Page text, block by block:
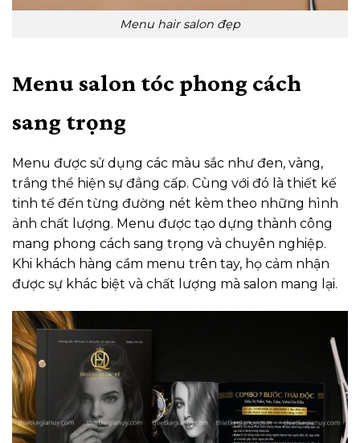
Menu hair salon đẹp
Menu salon tóc phong cách
sang trọng
Menu được sử dụng các màu sắc như đen, vàng,
trắng thể hiện sự đẳng cấp. Cùng với đó là thiết kế
tinh tế đến từng đường nét kèm theo những hình
ảnh chất lượng. Menu được tạo dựng thành công
mang phong cách sang trọng và chuyên nghiệp.
Khi khách hàng cầm menu trên tay, họ cảm nhận
được sự khác biệt và chất lượng mà salon mang lại.